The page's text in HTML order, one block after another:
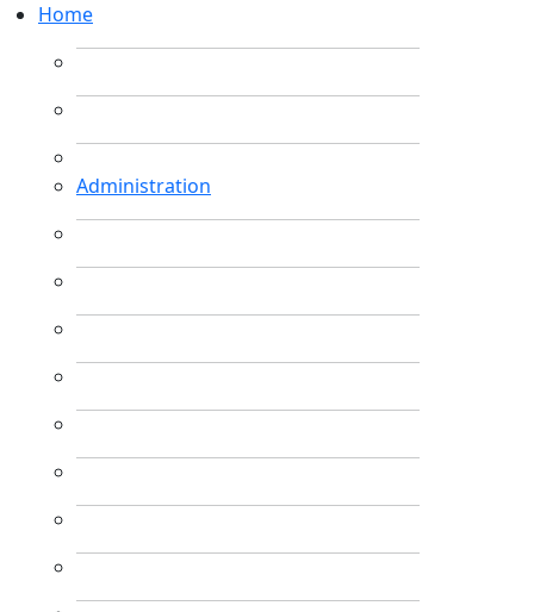
Home
Administration